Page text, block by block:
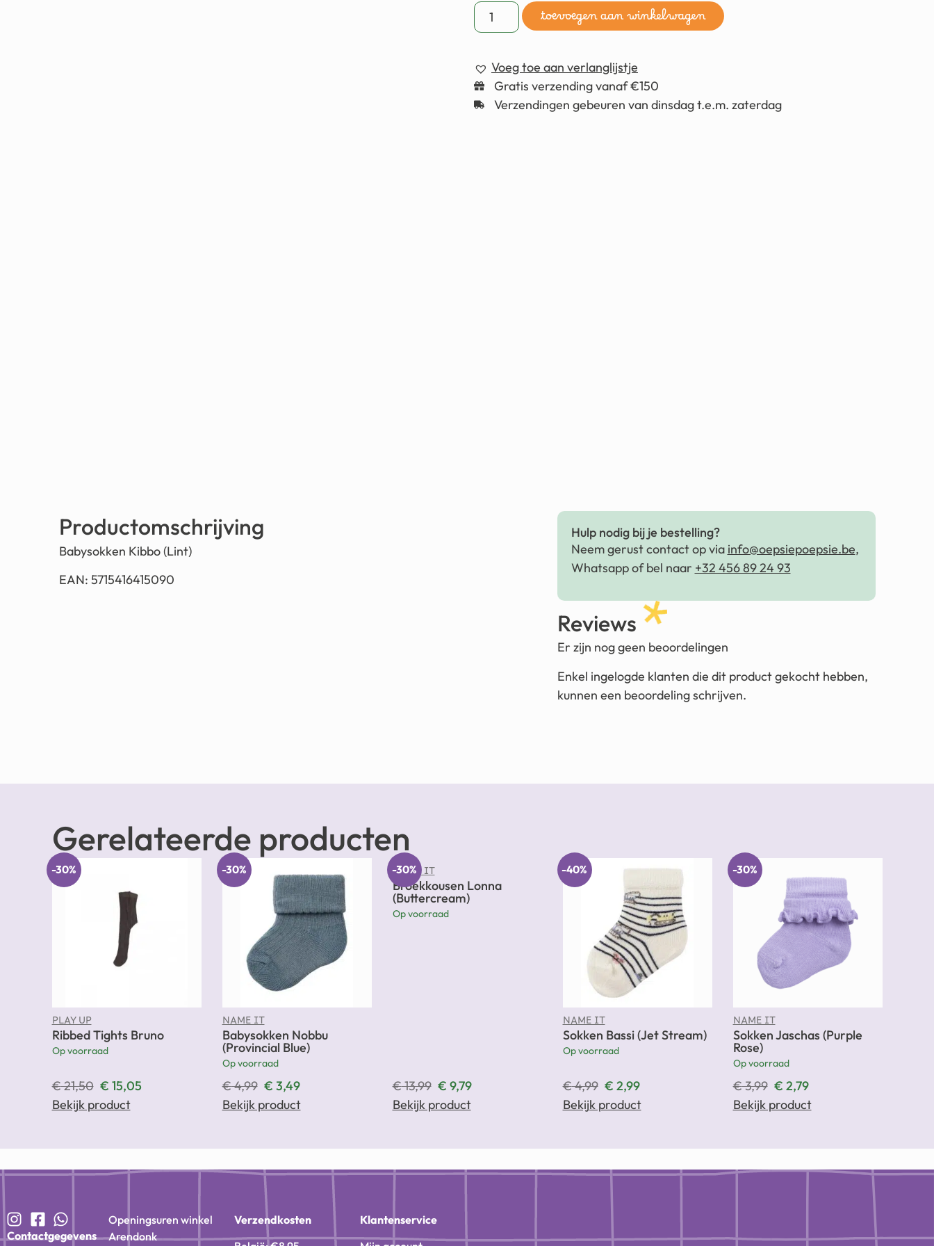
toevoegen aan winkelwagen
Voeg toe aan verlanglijstje
Gratis verzending vanaf €150
Verzendingen gebeuren van dinsdag t.e.m. zaterdag
Productomschrijving
Babysokken Kibbo (Lint)
EAN: 5715416415090
Hulp nodig bij je bestelling?
Neem gerust contact op via info@oepsiepoepsie.be,
Whatsapp of bel naar +32 456 89 24 93
Reviews
Er zijn nog geen beoordelingen
Enkel ingelogde klanten die dit product gekocht hebben,
kunnen een beoordeling schrijven.
Gerelateerde producten
-30%
PLAY UP
Ribbed Tights Bruno
Op voorraad
€21,50 € 15,05
Bekijk product
-30%
NAME IT
Babysokken Nobbu
(Provincial Blue)
Op voorraad
€4,99 € 3,49
Bekijk product
-30%
NAME IT
Broekkousen Lonna
(Buttercream)
Op voorraad
€13,99 € 9,79
Bekijk product
-40%
NAME IT
Sokken Bassi (Jet Stream)
Op voorraad
€4,99 € 2,99
Bekijk product
-30%
NAME IT
Sokken Jaschas (Purple
Rose)
Op voorraad
€3,99 € 2,79
Bekijk product
Contactgegevens
Openingsuren winkel
Arendonk
Verzendkosten
Klantenservice